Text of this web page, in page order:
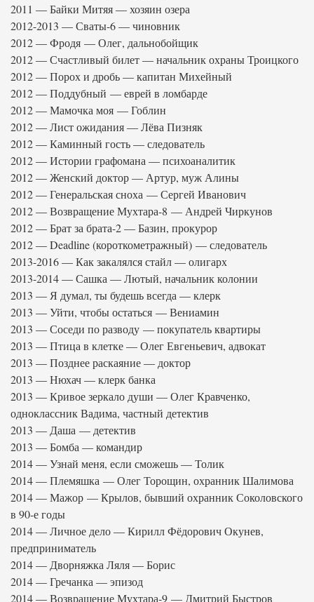
2011 — Байки Митяя — хозяин озера
2012-2013 — Сваты-6 — чиновник
2012 — Фродя — Олег, дальнобойщик
2012 — Счастливый билет — начальник охраны Троицкого
2012 — Порох и дробь — капитан Михейный
2012 — Поддубный — еврей в ломбарде
2012 — Мамочка моя — Гоблин
2012 — Лист ожидания — Лёва Пизняк
2012 — Каминный гость — следователь
2012 — Истории графомана — психоаналитик
2012 — Женский доктор — Артур, муж Алины
2012 — Генеральская сноха — Сергей Иванович
2012 — Возвращение Мухтара-8 — Андрей Чиркунов
2012 — Брат за брата-2 — Базин, прокурор
2012 — Deadline (короткометражный) — следователь
2013-2016 — Как закалялся стайл — олигарх
2013-2014 — Сашка — Лютый, начальник колонии
2013 — Я думал, ты будешь всегда — клерк
2013 — Уйти, чтобы остаться — Вениамин
2013 — Соседи по разводу — покупатель квартиры
2013 — Птица в клетке — Олег Евгеньевич, адвокат
2013 — Позднее раскаяние — доктор
2013 — Нюхач — клерк банка
2013 — Кривое зеркало души — Олег Кравченко,
одноклассник Вадима, частный детектив
2013 — Даша — детектив
2013 — Бомба — командир
2014 — Узнай меня, если сможешь — Толик
2014 — Племяшка — Олег Торощин, охранник Шалимова
2014 — Мажор — Крылов, бывший охранник Соколовского
в 90-е годы
2014 — Личное дело — Кирилл Фёдорович Окунев,
предприниматель
2014 — Дворняжка Ляля — Борис
2014 — Гречанка — эпизод
2014 — Возвращение Мухтара-9 — Дмитрий Быстров